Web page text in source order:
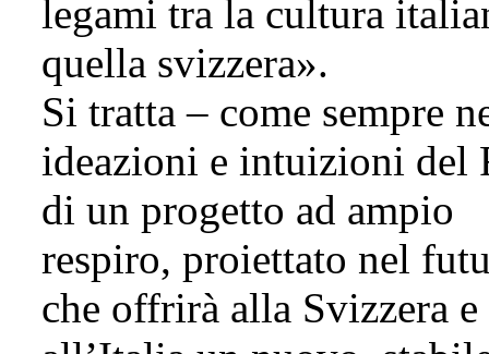
legami tra la cultura
quella svizzera».
Si tratta – come sempre
ideazioni e intuizioni del
di un progetto ad ampio
respiro, proiettato nel
che offrirà alla Svizzera e